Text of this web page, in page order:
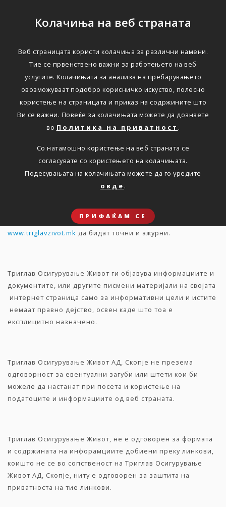
Колачиња на веб страната
Веб страницата користи колачиња за различни намени.
Тие се првенствено важни за работењето на веб
услугите. Колачињата за анализа на пребарувањето
овозможуваат подобро корисничко искуство, полесно
користење на страницата и приказ на содржините што
Ви се важни. Повеќе за колачињата можете да дознаете
во Политика на приватност .
Со натамошно користење на веб страната се
согласувате со користењето на колачињата.
Подесувањата на колачињата можете да го уредите
овде .
ПРИФАЌАМ СЕ
ПРАВНО ИЗВЕСТУВАЊЕ
Правно известување
Правно известување
Сопственикот на веб страната и доменот
www.triglavzivot.mkе Триглав Осигурување Живот АД,
Скопје, со седиште на Бул. 3-та Македонска
страната Триглав Осигурување Живот). Триглав
Осигурување настојува, објавените информации на
www.triglavzivot.mk да бидат точни и ажурни.
Триглав Осигурување Живот ги објавува информациите и
документите, или другите писмени материјали на својата
интернет страница само за информативни цели и истите
немаат правно дејство, освен каде што тоа е
експлицитно назначено.
Триглав Осигурување Живот АД, Скопје не презема
одговорност за евентуални загуби или штети кои би
можеле да настанат при посета и користење на
податоците и информациите од веб страната.
Триглав Осигурување Живот, не е одговорен за формата
и содржината на инфорамциите добиени преку линкови,
коишто не се во сопственoст на Триглав Осигурување
Живот АД, Скопје, ниту е одговорен за заштита на
приватноста на тие линкови.